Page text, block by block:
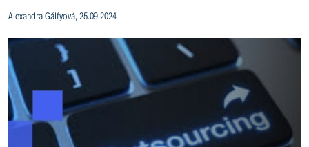
Alexandra Gálfyová, 25.09.2024